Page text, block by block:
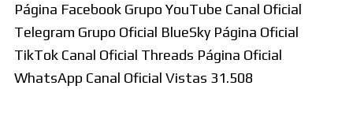
Página Facebook Grupo YouTube Canal Oficial
Telegram Grupo Oficial BlueSky Página Oficial
TikTok Canal Oficial Threads Página Oficial
WhatsApp Canal Oficial Vistas 31.508